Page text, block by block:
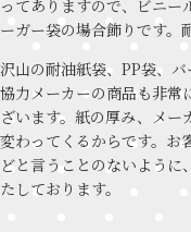
ってありますので、ビニー
ーガー袋の場合飾りです。
沢山の耐油紙袋、PP袋、
協力メーカーの商品も非常
ざいます。紙の厚み、メ
変わってくるからです。お
どと言うことのないよう
たしております。